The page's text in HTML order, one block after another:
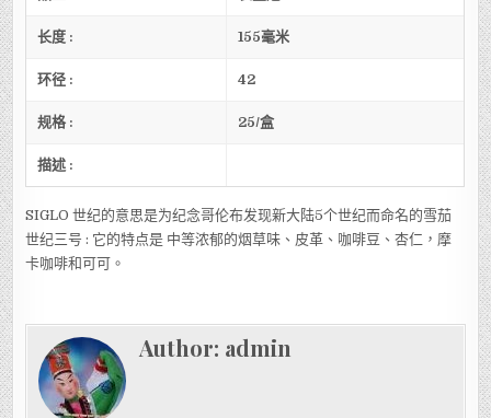
长度 : 155毫米
环径 : 42
规格 : 25/盒
描述 :
SIGLO 世纪的意思是为纪念哥伦布发现新大陆5个世纪而命名的雪茄
世纪三号 : 它的特点是 中等浓郁的烟草味、皮革、咖啡豆、杏仁，摩
卡咖啡和可可。
Author: admin